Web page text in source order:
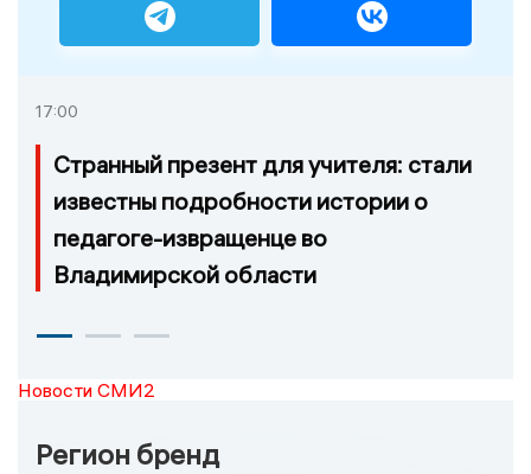
17:00
Странный презент для учителя: стали
известны подробности истории о
педагоге-извращенце во
Владимирской области
Новости СМИ2
Регион бренд